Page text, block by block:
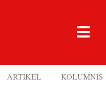
ARTIKEL KOLUMNIS